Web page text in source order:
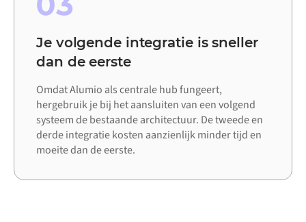
Je volgende integratie is sneller
dan de eerste
Omdat Alumio als centrale hub fungeert,
hergebruik je bij het aansluiten van een volgend
systeem de bestaande architectuur. De tweede en
derde integratie kosten aanzienlijk minder tijd en
moeite dan de eerste.